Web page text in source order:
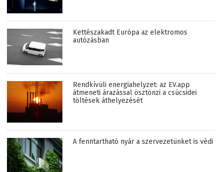
Kettészakadt Európa az elektromos
autózásban
Rendkívüli energiahelyzet: az EV.app
átmeneti árazással ösztönzi a csúcsidei
töltések áthelyezését
A fenntartható nyár a szervezetünket is védi